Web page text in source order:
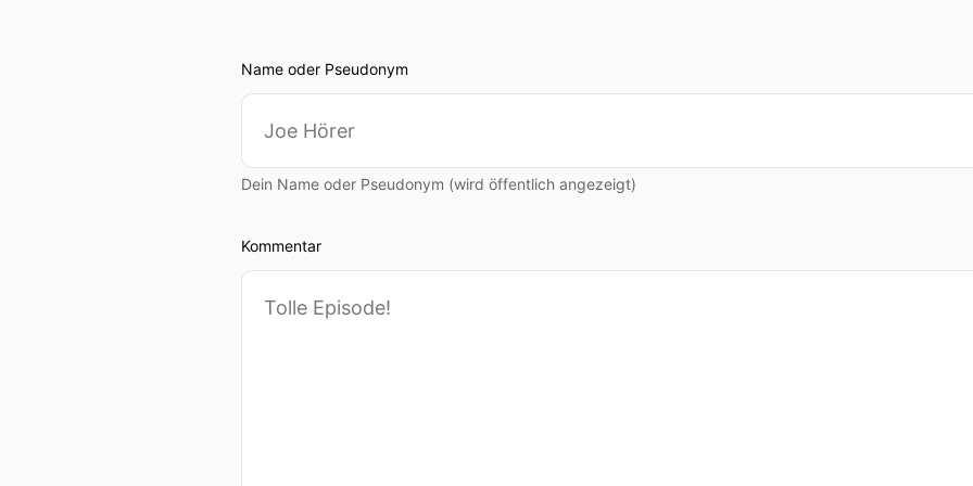
00:01:03: Die New Angels?
00:01:09: ich stand vorm Spiegel und hab gedacht sie haben somal die New
00:01:13: Was rätest du denn?
Name oder Pseudonym
Dein Name oder Pseudonym (wird öffentlich angezeigt)
Kommentar